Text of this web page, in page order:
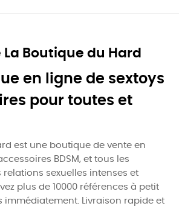
La Boutique du Hard
en ligne de sextoys
pour toutes et
est une boutique de vente en
BDSM, et tous les
sexuelles intenses et
plus de 10000 références à petit
immédiatement. Livraison rapide et